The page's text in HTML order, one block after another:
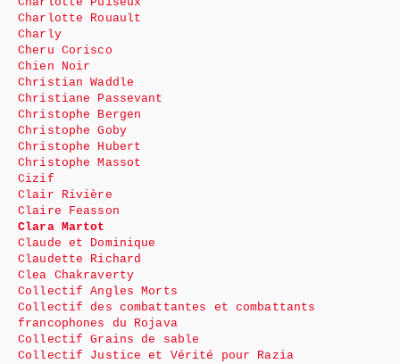
Charlotte Rouault
Charly
Cheru Corisco
Chien Noir
Christian Waddle
Christiane Passevant
Christophe Bergen
Christophe Goby
Christophe Hubert
Christophe Massot
Cizif
Clair Rivière
Claire Feasson
Clara Martot
Claude et Dominique
Claudette Richard
Clea Chakraverty
Collectif Angles Morts
Collectif des combattantes et combattants
francophones du Rojava
Collectif Grains de sable
Collectif Justice et Vérité pour Razia